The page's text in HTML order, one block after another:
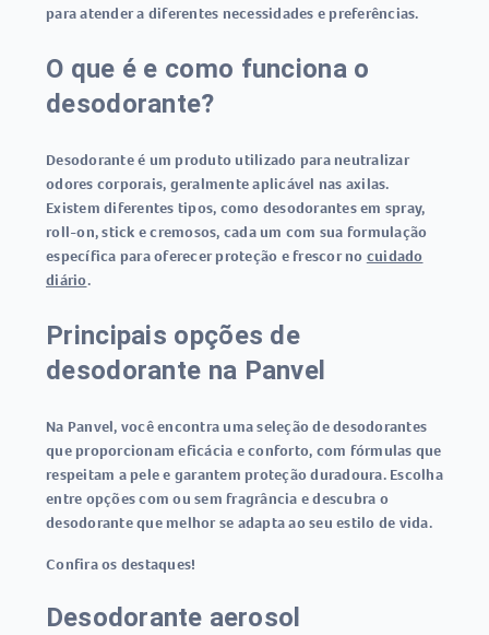
para atender a diferentes necessidades e preferências.
O que é e como funciona o
desodorante?
Desodorante é um produto utilizado para neutralizar
odores corporais, geralmente aplicável nas axilas.
Existem diferentes tipos, como desodorantes em spray,
roll-on, stick e cremosos, cada um com sua formulação
específica para oferecer proteção e frescor no cuidado
diário.
Principais opções de
desodorante na Panvel
Na Panvel, você encontra uma seleção de desodorantes
que proporcionam eficácia e conforto, com fórmulas que
respeitam a pele e garantem proteção duradoura. Escolha
entre opções com ou sem fragrância e descubra o
desodorante que melhor se adapta ao seu estilo de vida.
Confira os destaques!
Desodorante aerosol